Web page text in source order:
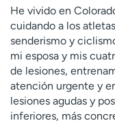
n
c
o
n
t
r
a
r
He vivido en
cuidando a los
senderismo y
mi esposa y mis
de lesiones,
atención urgente y
lesiones agudas y
inferiores, más